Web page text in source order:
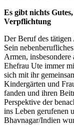
Es gibt nichts
Verpflichtung
Der Beruf des tätigen
Sein
Armen,
Ehefrau Ute immer
sich mit ihr
Kindergärten und
fanden und ihren
Perspektive der
ins Leben gerufenen
Bhavnagar/Indien